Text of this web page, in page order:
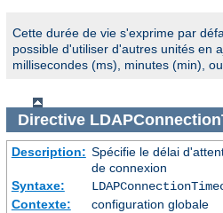
Cette durée de vie s'exprime par
possible d'utiliser d'autres unités en
millisecondes (ms), minutes (min),
Directive
Description: Spécifie le délai
de connexion
Syntaxe:
Contexte:
configuration globale